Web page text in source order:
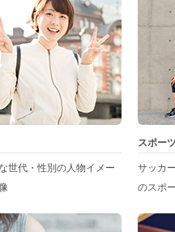
世代・性別の人物イメー
スポー
サッカ
のスポ